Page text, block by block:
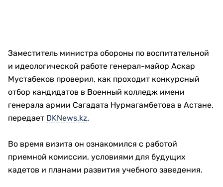
Заместитель министра обороны по воспитательной
и идеологической работе генерал-майор Аскар
Мустабеков проверил, как проходит конкурсный
отбор кандидатов в Военный колледж имени
генерала армии Сагадата Нурмагамбетова в Астане,
передает DKNews.kz.
Во время визита он ознакомился с работой
приемной комиссии, условиями для будущих
кадетов и планами развития учебного заведения.